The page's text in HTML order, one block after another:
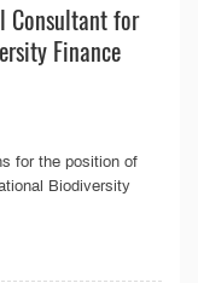
Consultant for
Finance
for the position of
Biodiversity